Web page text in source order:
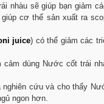
nhàu sẽ giúp bạn giảm
cơ thể sản xuất ra
juice) có thể giảm các
cảm dùng Nước cốt trái
nghiên cứu và cho thấy
ngon hơn.